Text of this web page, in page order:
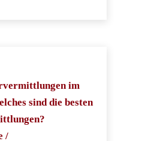
im
sind die besten
/